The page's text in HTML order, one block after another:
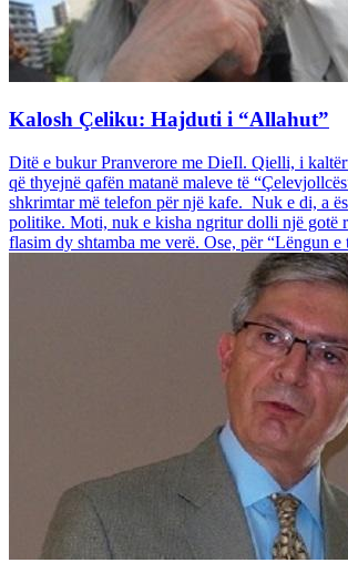
Kalosh Çeliku: Hajduti i “Allahut”
Ditë e bukur Pranverore me DieIl. Qielli, i
që thyejnë qafën matanë maleve të
shkrimtar më telefon për një kafe. Nuk e di, a
politike. Moti, nuk e kisha ngritur dolli një gotë
flasim dy shtamba me verë. Ose, për “Lëngun e